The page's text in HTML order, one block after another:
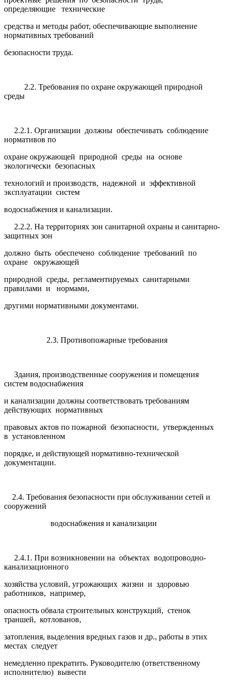
определяющие технические
средства и методы работ, обеспечивающие выполнение
нормативных требований
безопасности труда.
2.2. Требования по охране окружающей природной
среды
2.2.1. Организации должны обеспечивать соблюдение
нормативов по
охране окружающей природной среды на основе
экологически безопасных
технологий и производств, надежной и эффективной
эксплуатации систем
водоснабжения и канализации.
2.2.2. На территориях зон санитарной охраны и санитарно-
защитных зон
должно быть обеспечено соблюдение требований по
охране окружающей
природной среды, регламентируемых санитарными
правилами и нормами,
другими нормативными документами.
2.3. Противопожарные требования
Здания, производственные сооружения и помещения
систем водоснабжения
и канализации должны соответствовать требованиям
действующих нормативных
правовых актов по пожарной безопасности, утвержденных
в установленном
порядке, и действующей нормативно-технической
документации.
2.4. Требования безопасности при обслуживании сетей и
сооружений
водоснабжения и канализации
2.4.1. При возникновении на объектах водопроводно-
канализационного
хозяйства условий, угрожающих жизни и здоровью
работников, например,
опасность обвала строительных конструкций, стенок
траншей, котлованов,
затопления, выделения вредных газов и др., работы в этих
местах следует
немедленно прекратить. Руководителю (ответственному
исполнителю) вывести